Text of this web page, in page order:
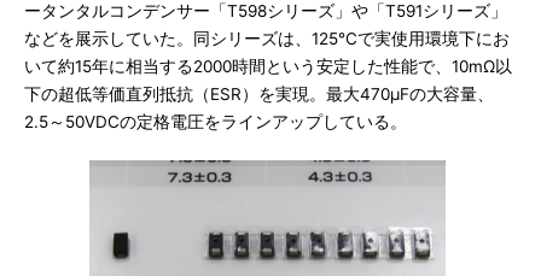
ータンタルコンデンサー「T598シリーズ」や「T591シリーズ」
などを展示していた。同シリーズは、125℃で実使用環境下にお
いて約15年に相当する2000時間という安定した性能で、10mΩ以
下の超低等価直列抵抗（ESR）を実現。最大470μFの大容量、
2.5～50VDCの定格電圧をラインアップしている。